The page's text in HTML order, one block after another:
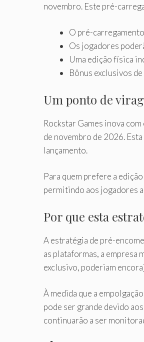
novembro. Este pré-
O pré-
Os jogadores
Uma edição física
Bônus exclusivos
Um ponto de
Rockstar Games inova
de novembro de 2026.
lançamento.
Para quem prefere a
permitindo aos jogadores
Por que esta
A estratégia de pré-
as plataformas, a empresa
exclusivo, poderiam
À medida que a
pode ser grande devido
continuarão a ser